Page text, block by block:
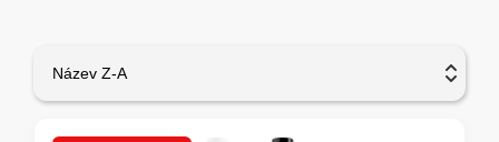
Název Z-A